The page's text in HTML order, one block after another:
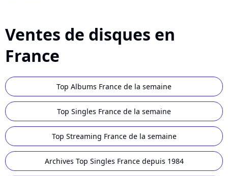
Ventes de disques en
France
Top Albums France de la semaine
Top Singles France de la semaine
Top Streaming France de la semaine
Archives Top Singles France depuis 1984